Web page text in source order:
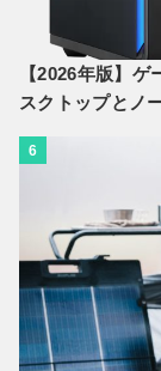
【2026年版】
スクトップとノ
6